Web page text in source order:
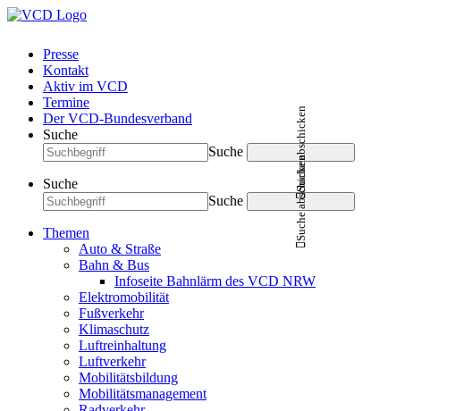
Presse
Kontakt
Aktiv im VCD
Termine
Der VCD-Bundesverband
Suche
Suche
Suche abschicken
Suche
Suche
Suche abschicken
Themen
Auto & Straße
Bahn & Bus
Infoseite Bahnlärm des VCD NRW
Elektromobilität
Fußverkehr
Klimaschutz
Luftreinhaltung
Luftverkehr
Mobilitätsbildung
Mobilitätsmanagement